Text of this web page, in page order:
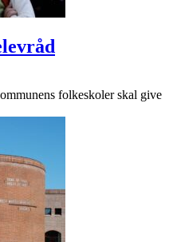
folkeskoler skal give